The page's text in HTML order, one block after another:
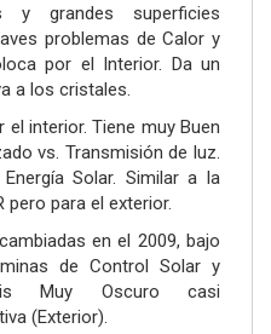
y grandes superficies
problemas de Calor y
por el Interior. Da un
a los cristales.
interior. Tiene muy Buen
vs. Transmisión de luz.
Solar. Similar a la
pero para el exterior.
en el 2009, bajo
de Control Solar y
Muy Oscuro casi
(Exterior).